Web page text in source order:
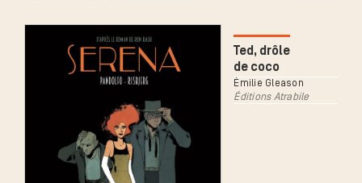
Ted, drôle
de coco
Émilie Gleason
Éditions Atrabile